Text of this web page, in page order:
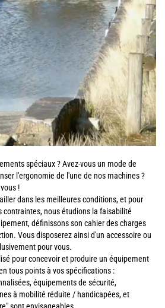
spéciaux ? Avez-vous un mode de
l'ergonomie de l'une de nos machines ?
!
dans les meilleures conditions, et pour
contraintes, nous étudions la faisabilité
définissons son cahier des charges
Vous disposerez ainsi d'un accessoire ou
pour vous.
pour concevoir et produire un équipement
tous points à vos spécifications :
équipements de sécurité,
à mobilité réduite / handicapées, et